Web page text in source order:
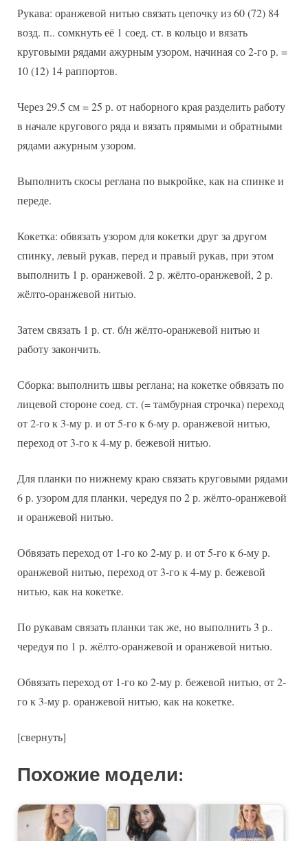
Рукава: оранжевой нитью связать цепочку из 60 (72) 84
возд. п.. сомкнуть её 1 соед. ст. в кольцо и вязать
круговыми рядами ажурным узором, начиная со 2-го р. =
10 (12) 14 раппортов.
Через 29.5 см = 25 р. от наборного края разделить работу
в начале кругового ряда и вязать прямыми и обратными
рядами ажурным узором.
Выполнить скосы реглана по выкройке, как на спинке и
переде.
Кокетка: обвязать узором для кокетки друг за другом
спинку, левый рукав, перед и правый рукав, при этом
выполнить 1 р. оранжевой. 2 р. жёлто-оранжевой, 2 р.
жёлто-оранжевой нитью.
Затем связать 1 р. ст. б/н жёлто-оранжевой нитью и
работу закончить.
Сборка: выполнить швы реглана; на кокетке обвязать по
лицевой стороне соед. ст. (= тамбурная строчка) переход
от 2-го к 3-му р. и от 5-го к 6-му р. оранжевой нитью,
переход от 3-го к 4-му р. бежевой нитью.
Для планки по нижнему краю связать круговыми рядами
6 р. узором для планки, чередуя по 2 р. жёлто-оранжевой
и оранжевой нитью.
Обвязать переход от 1-го ко 2-му р. и от 5-го к 6-му р.
оранжевой нитью, переход от 3-го к 4-му р. бежевой
нитью, как на кокетке.
По рукавам связать планки так же, но выполнить 3 р..
чередуя по 1 р. жёлто-оранжевой и оранжевой нитью.
Обвязать переход от 1-го ко 2-му р. бежевой нитью, от 2-
го к 3-му р. оранжевой нитью, как на кокетке.
[свернуть]
Похожие модели: